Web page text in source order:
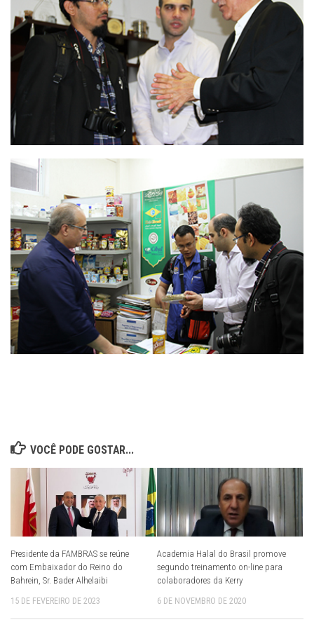
VOCÊ PODE GOSTAR...
Presidente da FAMBRAS se reúne
com Embaixador do Reino do
Bahrein, Sr. Bader Alhelaibi
15 DE FEVEREIRO DE 2023
Academia Halal do Brasil promove
segundo treinamento on-line para
colaboradores da Kerry
6 DE NOVEMBRO DE 2020